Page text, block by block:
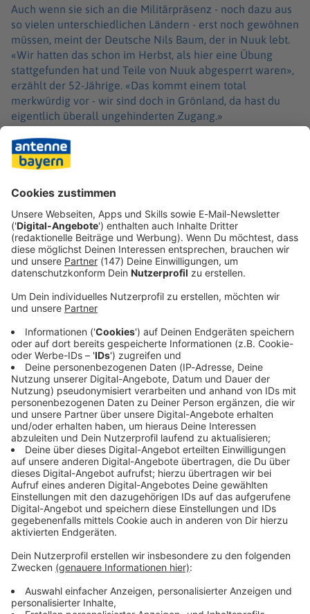
Auch wenn sie sich an die Militärpräsenz - noch dazu aus
so vielen unterschiedlichen Ländern - erst noch gewöhnen
müssen, meint der Deutsche Nils Baum, der in Nuuk lebt.
«Wir hatten das schon im Herbst, als hier eine Übung
stattgefunden hat und Teile von Nuuk abgesperrt waren»,
erzählt der 52-Jährige. «Das kommt einem total
merkwürdig vor - wir sind doch in Grönland, da hast du
eigentlich überall ungehinderten Zugang.»
Für Baum steht fest: Sollten die USA wirklich in Grönland
einmarschieren, ist er weg. «Das wäre der Zeitpunkt, wo
ich ganz klar sagen würde: Ich muss das Land leider
wieder verlassen.»
Immer auf dem Laufenden
bleiben!
Verpass' nichts mehr - mit unserem kostenlosen
ANTENNE BAYERN Newsletter. Ob Nachrichten,
Lifestyle oder unsere neuesten Aktionen - wir
informieren dich.
Zum Newsletter anmelden